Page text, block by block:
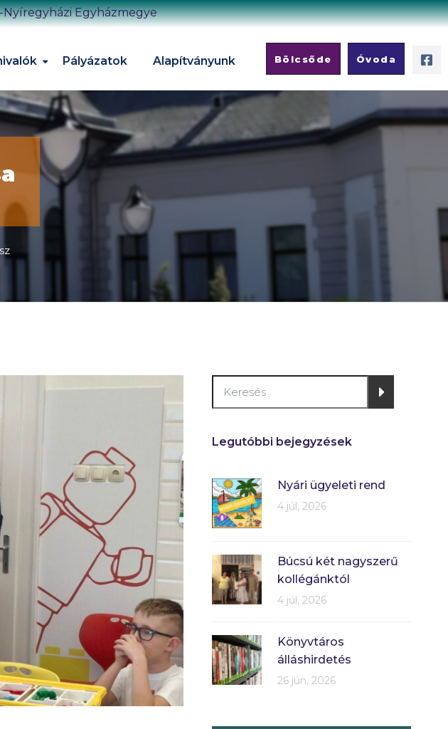
Egyházmegye
Pályázatok Alapítványunk Bölcsőde Óvoda
Legutóbbi bejegyzések
Nyári ügyeleti rend
4 júl, 2026
Búcsú két nagyszerű
kollégánktól
4 júl, 2026
Könyvtáros
álláshirdetés
26 jún, 2026